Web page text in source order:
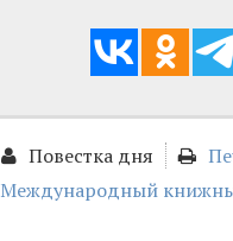
Повестка дня
Международный